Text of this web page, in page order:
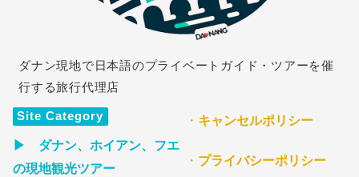
ダナン現地で日本語のプライベートガイド・ツアーを催
行する旅行代理店
Site Category
▶ ダナン、ホイアン、フエ
の現地観光ツアー
・ キャンセルポリシー
・ プライバシーポリシー